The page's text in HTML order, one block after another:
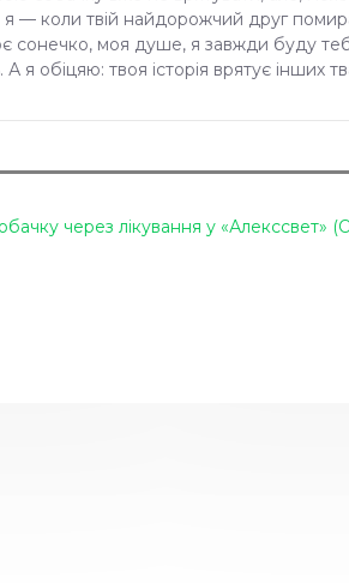
коли твій найдорожчий друг помирає
сонечко, моя душе, я завжди буду
я обіцяю: твоя історія врятує інших
через лікування у «Алекссвет»